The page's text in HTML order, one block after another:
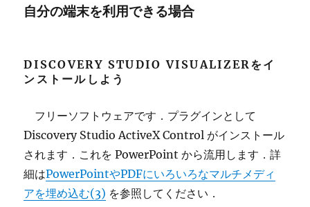
自分の端末を利用できる場合
DISCOVERY STUDIO VISUALIZER をイ
ンストールしよう
フリーソフトウェアです．プラグインとして
Discovery Studio ActiveX Control がインストール
されます．これを PowerPoint から流用します．詳
細はPowerPointやPDFにいろいろなマルチメディ
アを埋め込む(3) を参照してください．